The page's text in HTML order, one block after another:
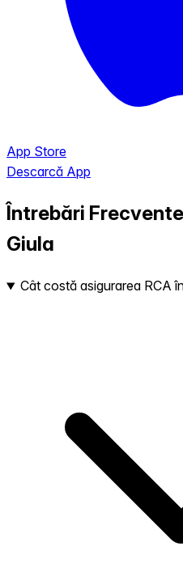
App Store
Descarcă App
Întrebări
Giula
Cât costă asigurarea RCA